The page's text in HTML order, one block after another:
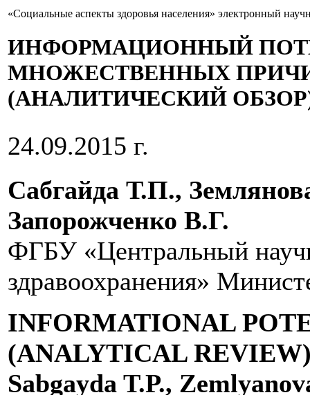
«Социальные аспекты здоровья населения» электронный
ИНФОРМАЦИОННЫЙ
МНОЖЕСТВЕННЫХ
(АНАЛИТИЧЕСКИЙ
24.09.2015 г.
Сабгайда Т.П.,
Запорожченко В.Г.
ФГБУ «Центральный
здравоохранения»
INFORMATIONAL
(ANALYTICAL
Sabgayda T.P.,